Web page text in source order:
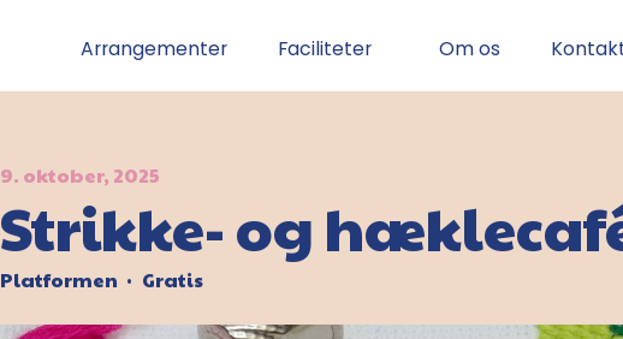
Arrangementer Faciliteter Om os
9. oktober, 2025
Strikke- og
Platformen • Gratis